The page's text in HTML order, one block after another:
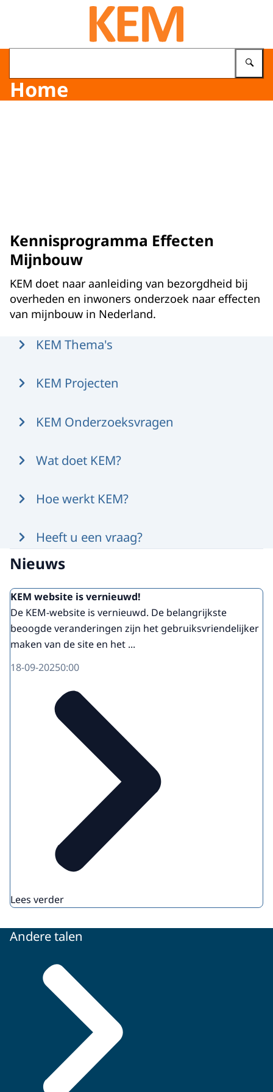
Naar de homepage van KEM programma
Home
Kennisprogramma Effecten
Mijnbouw
KEM doet naar aanleiding van bezorgdheid bij
overheden en inwoners onderzoek naar effecten
van mijnbouw in Nederland.
MenuKEM Thema's
KEM Projecten
KEM Onderzoeksvragen
Wat doet KEM?
Hoe werkt KEM?
Heeft u een vraag?
Nieuws
KEM website is vernieuwd!
De KEM-website is vernieuwd. De belangrijkste
beoogde veranderingen zijn het gebruiksvriendelijker
maken van de site en het ...
18-09-20250:00
Lees verder
Andere talen